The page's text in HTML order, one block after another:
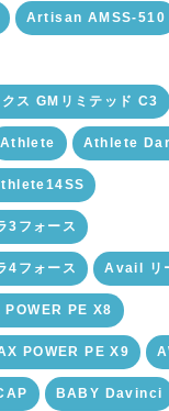
Artisan AMSS-510
ス GMリミテッド C3
Athlete Athlete
3フォース
4フォース Avail リ
PE X8
POWER PE X9
BABY Davinci